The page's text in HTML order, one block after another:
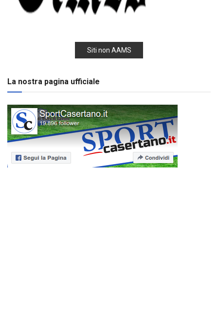
Siti non AAMS
La nostra pagina ufficiale